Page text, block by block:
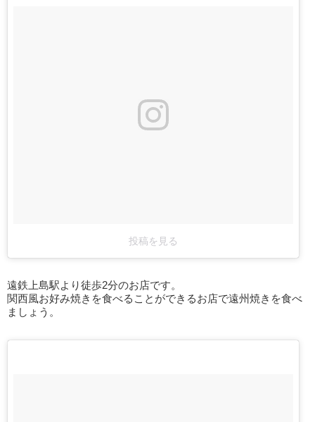
投稿を見る
遠鉄上島駅より徒歩2分のお店です。
関西風お好み焼きを食べることができるお店で遠州焼きを食べ
ましょう。